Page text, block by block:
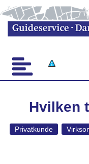
Hvilken
Privatkunde